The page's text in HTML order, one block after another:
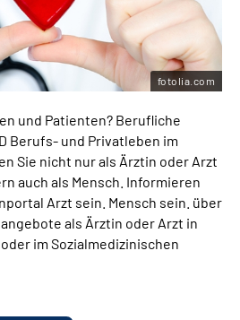
und Patienten? Berufliche
Berufs- und Privatleben im
Sie nicht nur als Ärztin oder Arzt
auch als Mensch. Informieren
Arzt sein. Mensch sein. über
als Ärztin oder Arzt in
im Sozialmedizinischen
fotolia.com